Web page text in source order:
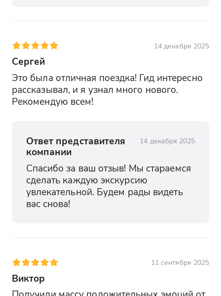
14 декабря 2025
Сергей
Это была отличная поездка! Гид интересно
рассказывал, и я узнал много нового.
Рекомендую всем!
Ответ представителя
компании
14 декабря 2025
Спасибо за ваш отзыв! Мы стараемся
сделать каждую экскурсию
увлекательной. Будем рады видеть
вас снова!
11 сентября 2025
Виктор